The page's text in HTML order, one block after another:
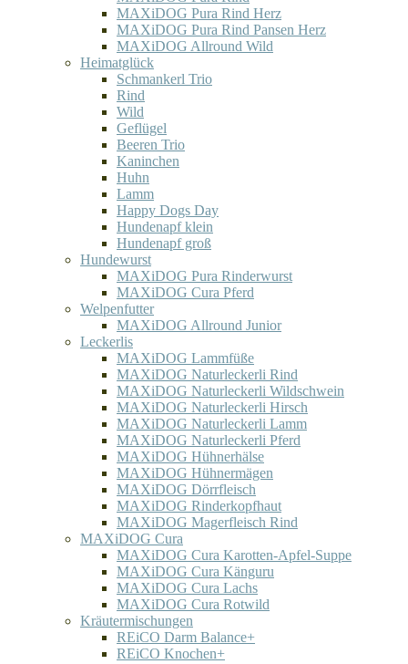
MAXiDOG Pura Rind Herz
MAXiDOG Pura Rind Pansen Herz
MAXiDOG Allround Wild
Heimatglück
Schmankerl Trio
Rind
Wild
Geflügel
Beeren Trio
Kaninchen
Huhn
Lamm
Happy Dogs Day
Hundenapf klein
Hundenapf groß
Hundewurst
MAXiDOG Pura Rinderwurst
MAXiDOG Cura Pferd
Welpenfutter
MAXiDOG Allround Junior
Leckerlis
MAXiDOG Lammfüße
MAXiDOG Naturleckerli Rind
MAXiDOG Naturleckerli Wildschwein
MAXiDOG Naturleckerli Hirsch
MAXiDOG Naturleckerli Lamm
MAXiDOG Naturleckerli Pferd
MAXiDOG Hühnerhälse
MAXiDOG Hühnermägen
MAXiDOG Dörrfleisch
MAXiDOG Rinderkopfhaut
MAXiDOG Magerfleisch Rind
MAXiDOG Cura
MAXiDOG Cura Karotten-Apfel-Suppe
MAXiDOG Cura Känguru
MAXiDOG Cura Lachs
MAXiDOG Cura Rotwild
Kräutermischungen
REiCO Darm Balance+
REiCO Knochen+